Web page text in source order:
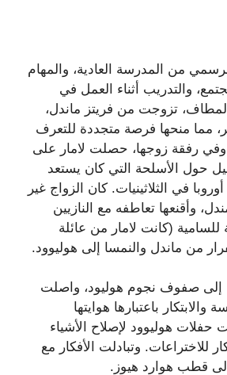
من المدرسة العادية، والمهام
والتدريب أثناء العمل في
المطاف، تزوجت من فريتز ماندل،
مما منحها فرصة متجددة للتعرف
وفي رفقة زوجها، حصلت لامار على
حول الأسلحة التي كان يستعد
في الثلاثينيات. كان الزواج غير
وأقنعها تعاطفه مع النازيين
للسامية (كانت لامار من عائلة
من ماندل والنمسا إلى هوليوود.
إلى صفوف نجوم هوليود، واصلت
والابتكار باعتبارها هوايتها
هوليوود لإصلاح الأشياء
للاختراعات. وتبادلت الأفكار مع
قطب هوارد هيوز.